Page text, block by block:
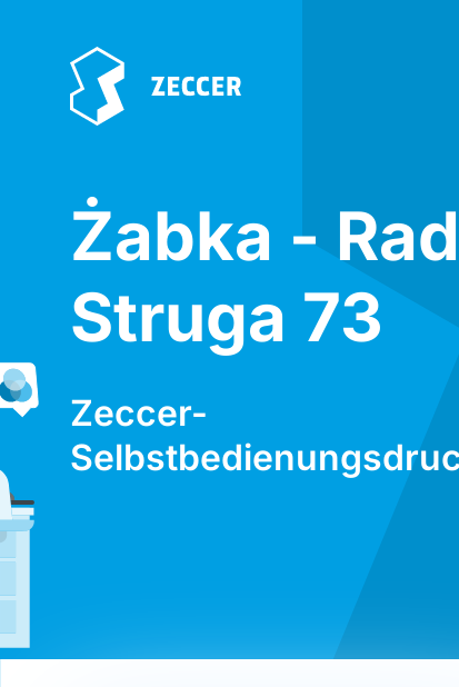
Żabka -
Struga 73
Zeccer-